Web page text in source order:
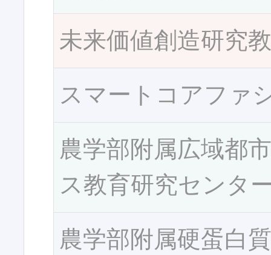
未来価値創造研究
スマートコアファ
農学部附属広域都
ス教育研究センタ
農学部附属硬蛋白